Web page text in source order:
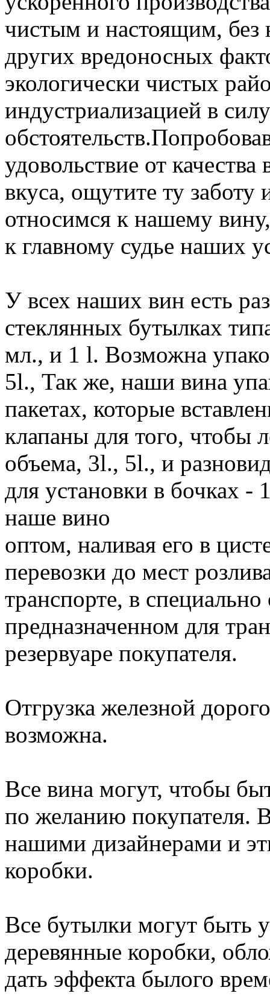
чистым и настоящим,
других вредоносных
экологически чистых
индустриализацией в
удовольствие от
вкуса, ощутите ту
относимся к нашему
к главному судье наших
У всех наших вин есть
стеклянных бутылках
мл., и 1 l. Возможна
5l., Так же, наши вина
пакетах, которые
клапаны для того, чтобы
объема, 3l., 5l., и
для установки в бочках
наше вино
оптом, наливая его в
перевозки до мест
транспорте, в
предназначенном для
резервуаре покупателя.
Отгрузка железной
возможна.
Все вина могут, чтобы
по желанию покупателя.
нашими дизайнерами и
коробки.
Все бутылки могут быть
деревянные коробки,
дать эффекта былого